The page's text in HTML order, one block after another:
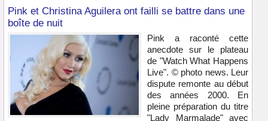
Pink et Christina Aguilera ont failli se battre dans une
boîte de nuit
Pink a raconté cette
anecdote sur le plateau
de "Watch What Happens
Live". © photo news. Leur
dispute remonte au début
des années 2000. En
pleine préparation du titre
"Lady Marmalade" avec